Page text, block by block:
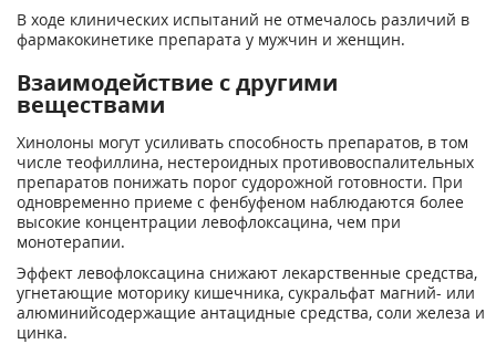
В ходе клинических испытаний не отмечалось различий в
фармакокинетике препарата у мужчин и женщин.
Взаимодействие с другими
веществами
Хинолоны могут усиливать способность препаратов, в том
числе теофиллина, нестероидных противовоспалительных
препаратов понижать порог судорожной готовности. При
одновременно приеме с фенбуфеном наблюдаются более
высокие концентрации левофлоксацина, чем при
монотерапии.
Эффект левофлоксацина снижают лекарственные средства,
угнетающие моторику кишечника, сукральфат магний- или
алюминийсодержащие антацидные средства, соли железа и
цинка.